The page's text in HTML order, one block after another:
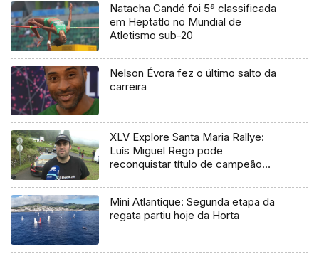
Natacha Candé foi 5ª classificada
em Heptatlo no Mundial de
Atletismo sub-20
Nelson Évora fez o último salto da
carreira
XLV Explore Santa Maria Rallye:
Luís Miguel Rego pode
reconquistar título de campeão
Mini Atlantique: Segunda etapa da
regata partiu hoje da Horta